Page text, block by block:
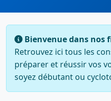
Bienvenue dans nos
Retrouvez ici tous les
préparer et réussir vos
soyez débutant ou